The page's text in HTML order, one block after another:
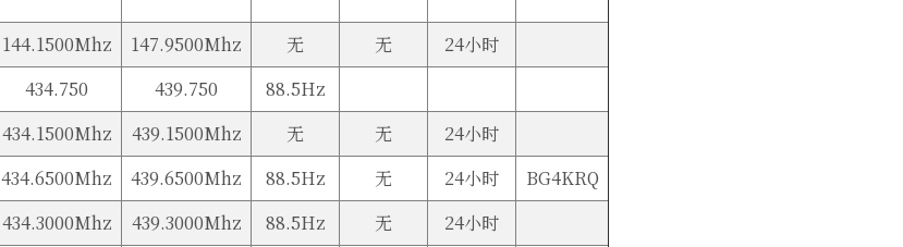
144.1500Mhz 147.9500Mhz 无 无
24小时
434.750 439.750
88.5Hz
434.1500Mhz 439.1500Mhz 无 无
24小时
434.6500Mhz 439.6500Mhz 88.5Hz 无 24小时
BG4KRQ
434.3000Mhz 439.3000Mhz 88.5Hz 无
24小时